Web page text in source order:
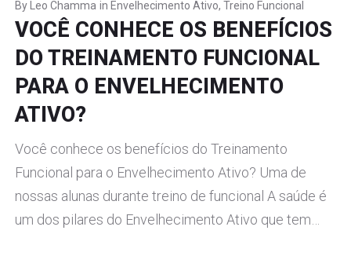
ByLeo Chamma inEnvelhecimento Ativo,Treino Funcional
VOCÊ CONHECE OS BENEFÍCIOS
DO TREINAMENTO FUNCIONAL
PARA O ENVELHECIMENTO
ATIVO?
Você conhece os benefícios do Treinamento
Funcional para o Envelhecimento Ativo? Uma de
nossas alunas durante treino de funcional A saúde é
um dos pilares do Envelhecimento Ativo que tem…